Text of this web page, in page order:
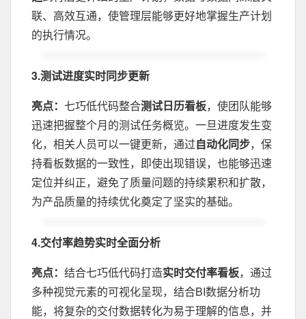
联、高效互通，使管理层能够更好地掌握生产计划
的执行情况。
3.测试进度实时同步更新
亮点： 七巧低代码整合测试日历看板，使团队能够
迅速把握整个月的测试任务概览。一旦进度发生变
化，相关人员可以一键更新，通过自动化同步，保
持看板数据的一致性，即使出现错误，也能够迅速
定位并纠正，避免了质量问题的持续累积和扩散，
为产品质量的持续优化奠定了坚实的基础。
4.交付率趋势实时全面分析
亮点： 结合七巧低代码打造实时交付率看板，通过
多种视觉元素的可视化呈现，结合BI数据分析功
能，将复杂的交付数据转化为易于理解的信息，并